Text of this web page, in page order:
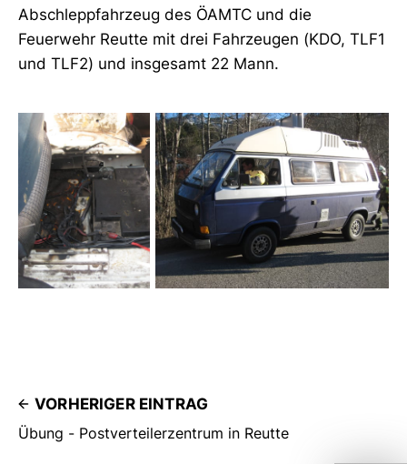
Abschleppfahrzeug des ÖAMTC und die
Feuerwehr Reutte mit drei Fahrzeugen (KDO, TLF1
und TLF2) und insgesamt 22 Mann.
VORHERIGER EINTRAG
Übung - Postverteilerzentrum in Reutte